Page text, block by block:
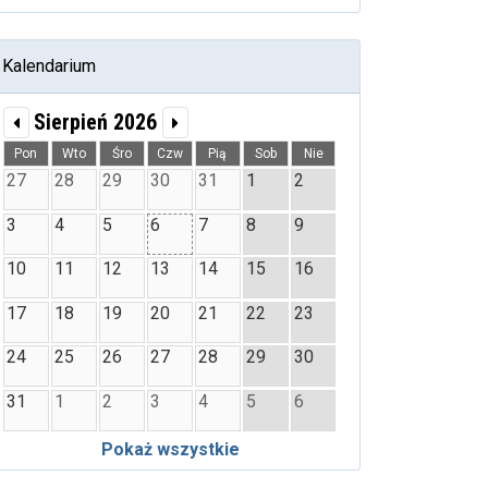
Kalendarium
Sierpień 2026
Pon Wto Śro Czw Pią Sob Nie
27 28 29 30 31 1 2
3 4 5 6 7 8 9
10 11 12 13 14 15 16
17 18 19 20 21 22 23
24 25 26 27 28 29 30
31 1 2 3 4 5 6
Pokaż wszystkie